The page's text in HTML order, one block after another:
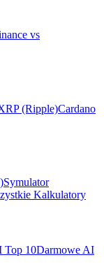
vs
(Ripple)Cardano
Symulator
Kalkulatory
Top 10Darmowe AI